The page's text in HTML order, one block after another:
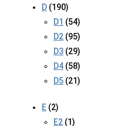
D (190)
D1 (54)
D2 (95)
D3 (29)
D4 (58)
D5 (21)
E (2)
E2 (1)